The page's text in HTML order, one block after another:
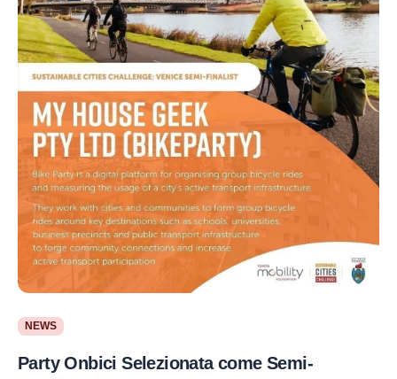
NEWS
Party Onbici Selezionata come Semi-